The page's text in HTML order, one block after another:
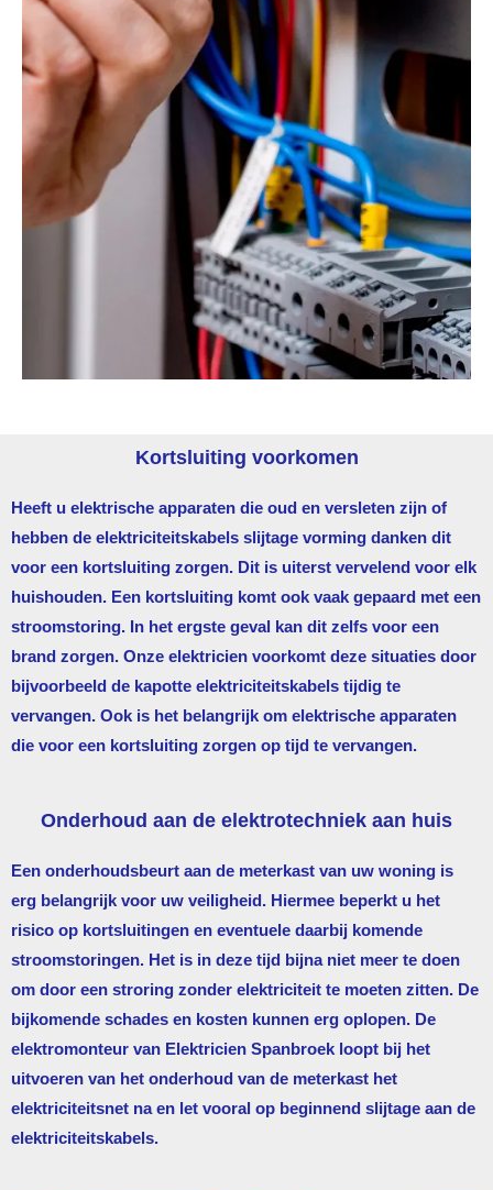
Kortsluiting voorkomen
Heeft u elektrische apparaten die oud en versleten zijn of
hebben de elektriciteitskabels slijtage vorming danken dit
voor een kortsluiting zorgen. Dit is uiterst vervelend voor elk
huishouden. Een kortsluiting komt ook vaak gepaard met een
stroomstoring. In het ergste geval kan dit zelfs voor een
brand zorgen. Onze elektricien voorkomt deze situaties door
bijvoorbeeld de kapotte elektriciteitskabels tijdig te
vervangen. Ook is het belangrijk om elektrische apparaten
die voor een kortsluiting zorgen op tijd te vervangen.
Onderhoud aan de elektrotechniek aan huis
Een onderhoudsbeurt aan de meterkast van uw woning is
erg belangrijk voor uw veiligheid. Hiermee beperkt u het
risico op kortsluitingen en eventuele daarbij komende
stroomstoringen. Het is in deze tijd bijna niet meer te doen
om door een stroring zonder elektriciteit te moeten zitten. De
bijkomende schades en kosten kunnen erg oplopen. De
elektromonteur van Elektricien Spanbroek loopt bij het
uitvoeren van het onderhoud van de meterkast het
elektriciteitsnet na en let vooral op beginnend slijtage aan de
elektriciteitskabels.